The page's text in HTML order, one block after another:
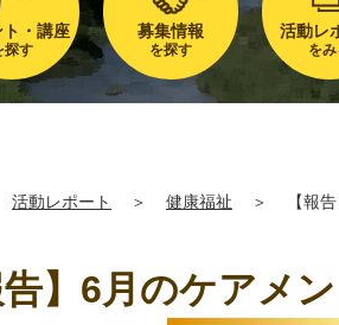
ト・講座
探す
募集情報
を探す
活動レ
をみ
活動レポート ＞ 健康福祉 ＞ 【報
告】6月のケアメ